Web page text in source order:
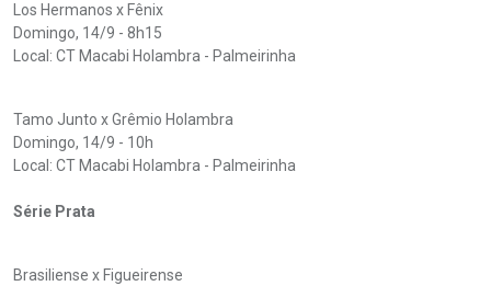
Los Hermanos x Fênix
Domingo, 14/9 - 8h15
Local: CT Macabi Holambra - Palmeirinha
Tamo Junto x Grêmio Holambra
Domingo, 14/9 - 10h
Local: CT Macabi Holambra - Palmeirinha
Série Prata
Brasiliense x Figueirense